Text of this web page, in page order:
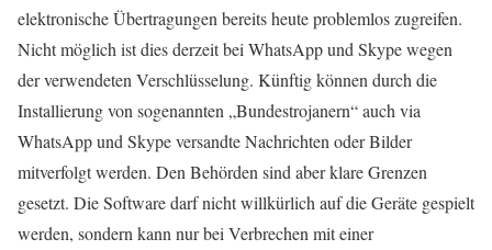
elektronische Übertragungen bereits heute problemlos zugreifen.
Nicht möglich ist dies derzeit bei WhatsApp und Skype wegen
der verwendeten Verschlüsselung. Künftig können durch die
Installierung von sogenannten „Bundestrojanern“ auch via
WhatsApp und Skype versandte Nachrichten oder Bilder
mitverfolgt werden. Den Behörden sind aber klare Grenzen
gesetzt. Die Software darf nicht willkürlich auf die Geräte gespielt
werden, sondern kann nur bei Verbrechen mit einer